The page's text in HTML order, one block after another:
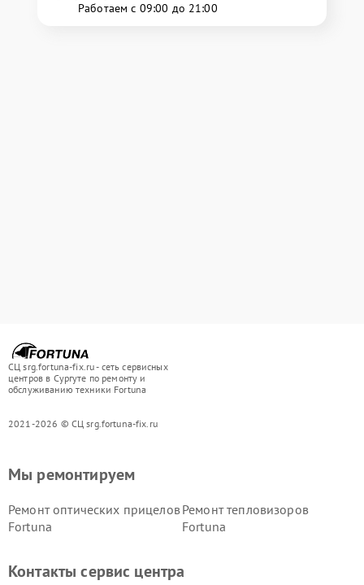
Работаем с 09:00 до 21:00
СЦ srg.fortuna-fix.ru - сеть сервисных
центров в Сургуте по ремонту и
обслуживанию техники Fortuna
2021-2026 © СЦ srg.fortuna-fix.ru
Мы ремонтируем
Ремонт оптических прицелов
Fortuna
Ремонт тепловизоров
Fortuna
Контакты сервис центра